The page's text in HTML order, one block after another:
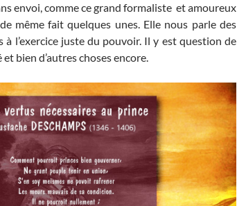
envoi, comme ce grand formaliste et amoureux
même fait quelques unes. Elle nous parle des
à l’exercice juste du pouvoir. Il y est question de
bien d’autres choses encore.